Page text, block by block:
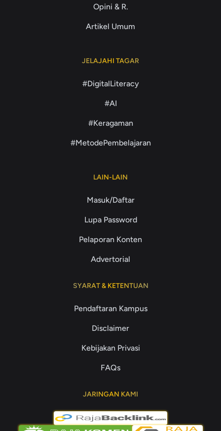
Opini & R.
Artikel Umum
JELAJAHI TAGAR
#DigitalLiteracy
#AI
#Keragaman
#MetodePembelajaran
LAIN-LAIN
Masuk/Daftar
Lupa Password
Pelaporan Konten
Advertorial
SYARAT & KETENTUAN
Pendaftaran Kampus
Disclaimer
Kebijakan Privasi
FAQs
JARINGAN KAMI